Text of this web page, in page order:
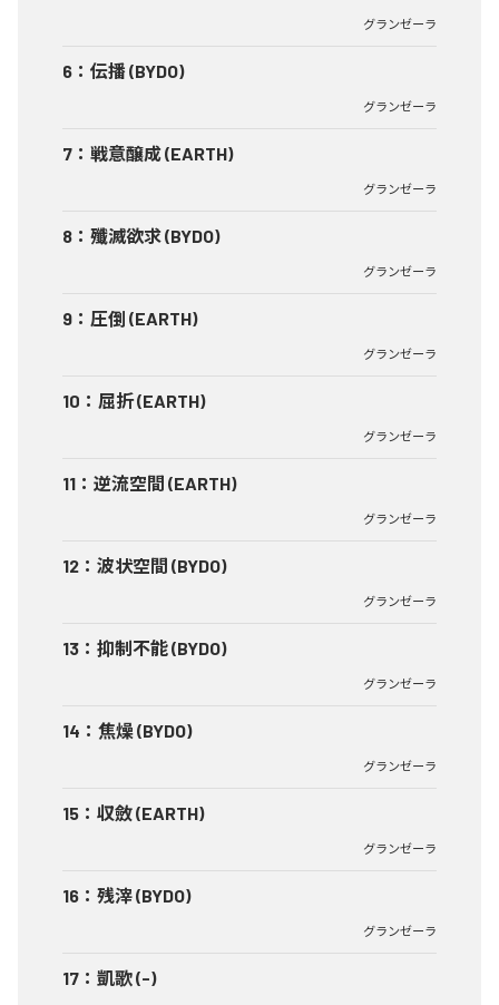
グランゼーラ
6 ： 伝播 (BYDO)
グランゼーラ
7 ： 戦意醸成 (EARTH)
グランゼーラ
8 ： 殲滅欲求 (BYDO)
グランゼーラ
9 ： 圧倒 (EARTH)
グランゼーラ
10 ： 屈折 (EARTH)
グランゼーラ
11 ： 逆流空間 (EARTH)
グランゼーラ
12 ： 波状空間 (BYDO)
グランゼーラ
13 ： 抑制不能 (BYDO)
グランゼーラ
14 ： 焦燥 (BYDO)
グランゼーラ
15 ： 収斂 (EARTH)
グランゼーラ
16 ： 残滓 (BYDO)
グランゼーラ
17 ： 凱歌 (-)